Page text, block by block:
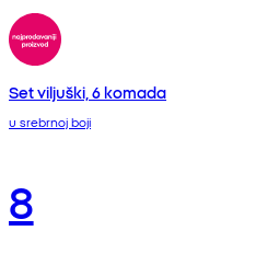
Set viljuški, 6 komada
u srebrnoj boji
8